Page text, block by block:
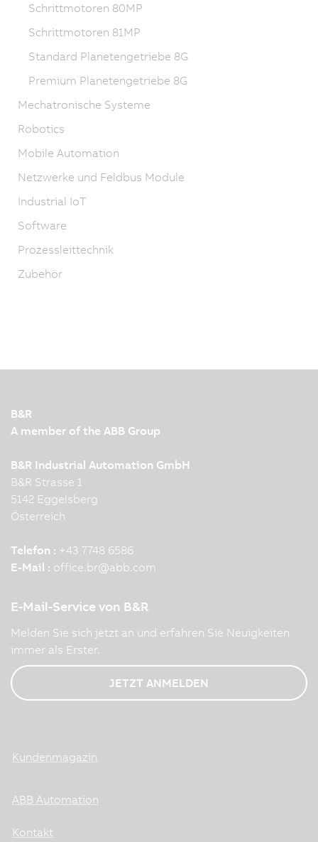
Schrittmotoren 80MP
Schrittmotoren 81MP
Standard Planetengetriebe 8G
Premium Planetengetriebe 8G
Mechatronische Systeme
Robotics
Mobile Automation
Netzwerke und Feldbus Module
Industrial IoT
Software
Prozessleittechnik
Zubehör
B&R
A member of the ABB Group
B&R Industrial Automation GmbH
B&R Strasse 1
5142 Eggelsberg
Österreich
Telefon : +43 7748 6586
E-Mail : office.br@abb.com
E-Mail-Service von B&R
Melden Sie sich jetzt an und erfahren Sie Neuigkeiten
immer als Erster.
JETZT ANMELDEN
Kundenmagazin
ABB Automation
Kontakt